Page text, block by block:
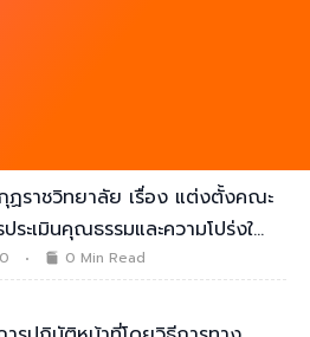
ฏราชวิทยาลัย เรื่อง แต่งตั้งคณะ
ระเมินคุณธรรมและความโปร่งใ…
0 Min Read